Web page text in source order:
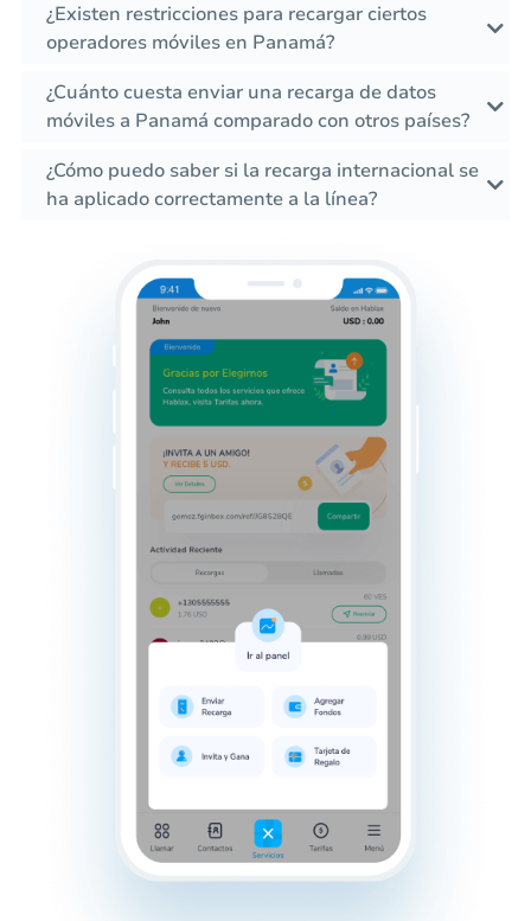
¿Existen restricciones para recargar ciertos
operadores móviles en Panamá?
¿Cuánto cuesta enviar una recarga de datos
móviles a Panamá comparado con otros países?
¿Cómo puedo saber si la recarga internacional se
ha aplicado correctamente a la línea?